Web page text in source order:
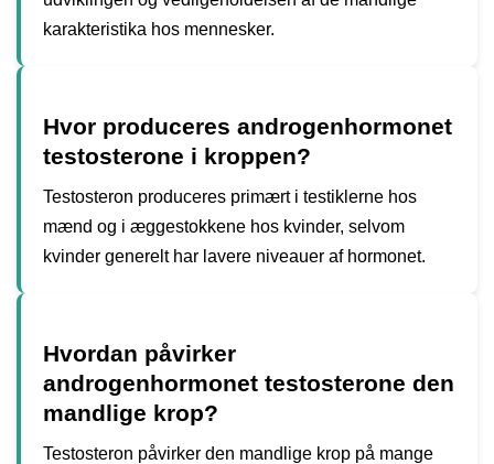
karakteristika hos mennesker.
Hvor produceres androgenhormonet
testosterone i kroppen?
Testosteron produceres primært i testiklerne hos
mænd og i æggestokkene hos kvinder, selvom
kvinder generelt har lavere niveauer af hormonet.
Hvordan påvirker
androgenhormonet testosterone den
mandlige krop?
Testosteron påvirker den mandlige krop på mange